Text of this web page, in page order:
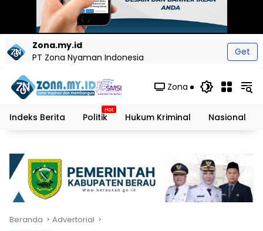
Zona.my.id
PT Zona Nyaman Indonesia
Get
Zona
Indeks Berita Politik Hukum Kriminal Nasional
Beranda Advertorial